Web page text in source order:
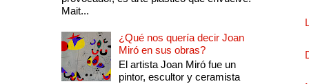
Mait...
¿Qué nos quería decir Joan
Miró en sus obras?
El artista Joan Miró fue un
pintor, escultor y ceramista